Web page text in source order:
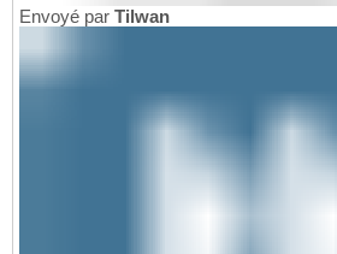
Envoyé par Tilwan